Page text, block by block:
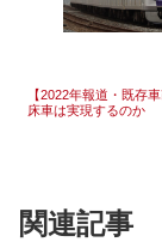
【2022年報道・既存
床車は実現するのか
関連記事